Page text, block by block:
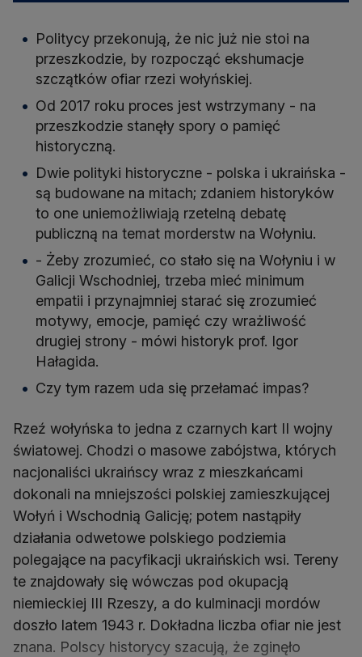
Politycy przekonują, że nic już nie stoi na
przeszkodzie, by rozpocząć ekshumacje
szczątków ofiar rzezi wołyńskiej.
Od 2017 roku proces jest wstrzymany - na
przeszkodzie stanęły spory o pamięć
historyczną.
Dwie polityki historyczne - polska i ukraińska -
są budowane na mitach; zdaniem historyków
to one uniemożliwiają rzetelną debatę
publiczną na temat morderstw na Wołyniu.
- Żeby zrozumieć, co stało się na Wołyniu i w
Galicji Wschodniej, trzeba mieć minimum
empatii i przynajmniej starać się zrozumieć
motywy, emocje, pamięć czy wrażliwość
drugiej strony - mówi historyk prof. Igor
Hałagida.
Czy tym razem uda się przełamać impas?
Rzeź wołyńska to jedna z czarnych kart II wojny
światowej. Chodzi o masowe zabójstwa, których
nacjonaliści ukraińscy wraz z mieszkańcami
dokonali na mniejszości polskiej zamieszkującej
Wołyń i Wschodnią Galicję; potem nastąpiły
działania odwetowe polskiego podziemia
polegające na pacyfikacji ukraińskich wsi. Tereny
te znajdowały się wówczas pod okupacją
niemieckiej III Rzeszy, a do kulminacji mordów
doszło latem 1943 r. Dokładna liczba ofiar nie jest
znana. Polscy historycy szacują, że zginęło